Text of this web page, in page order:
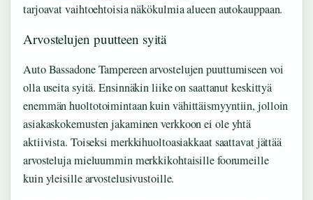
tarjoavat vaihtoehtoisia näkökulmia alueen autokauppaan.
Arvostelujen puutteen syitä
Auto Bassadone Tampereen arvostelujen puuttumiseen voi
olla useita syitä. Ensinnäkin liike on saattanut keskittyä
enemmän huoltotoimintaan kuin vähittäismyyntiin, jolloin
asiakaskokemusten jakaminen verkkoon ei ole yhtä
aktiivista. Toiseksi merkkihuoltoasiakkaat saattavat jättää
arvosteluja mieluummin merkkikohtaisille foorumeille
kuin yleisille arvostelusivustoille.